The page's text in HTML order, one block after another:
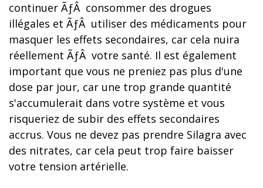
continuer ÃƒÂ consommer des drogues
illégales et ÃƒÂ utiliser des médicaments pour
masquer les effets secondaires, car cela nuira
réellement ÃƒÂ votre santé. Il est également
important que vous ne preniez pas plus d'une
dose par jour, car une trop grande quantité
s'accumulerait dans votre système et vous
risqueriez de subir des effets secondaires
accrus. Vous ne devez pas prendre Silagra avec
des nitrates, car cela peut trop faire baisser
votre tension artérielle.